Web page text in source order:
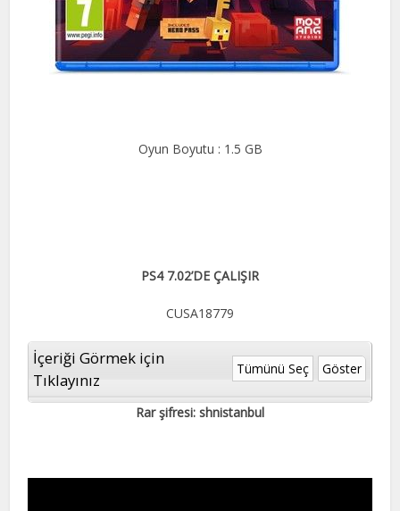
Oyun Boyutu : 1.5 GB
PS4 7.02’DE ÇALIŞIR
CUSA18779
İçeriği Görmek için
Tıklayınız
Tümünü Seç Göster
Rar şifresi: shnistanbul